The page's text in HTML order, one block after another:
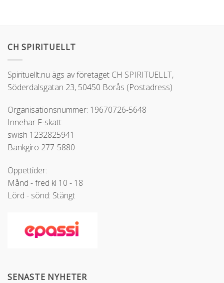
CH SPIRITUELLT
Spirituellt.nu ägs av företaget CH SPIRITUELLT,
Söderdalsgatan 23, 50450 Borås (Postadress)
Organisationsnummer: 19670726-5648
Innehar F-skatt
swish 1232825941
Bankgiro 277-5880
Öppettider:
Månd - fred kl 10 - 18
Lörd - sönd: Stängt
SENASTE NYHETER